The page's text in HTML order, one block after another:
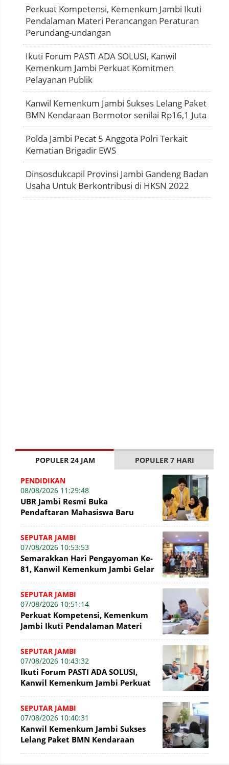
Perkuat Kompetensi, Kemenkum Jambi Ikuti
Pendalaman Materi Perancangan Peraturan
Perundang-undangan
Ikuti Forum PASTI ADA SOLUSI, Kanwil
Kemenkum Jambi Perkuat Komitmen
Pelayanan Publik
Kanwil Kemenkum Jambi Sukses Lelang Paket
BMN Kendaraan Bermotor senilai Rp16,1 Juta
Polda Jambi Pecat 5 Anggota Polri Terkait
Kematian Brigadir EWS
Dinsosdukcapil Provinsi Jambi Gandeng Badan
Usaha Untuk Berkontribusi di HKSN 2022
POPULER 24 JAM POPULER 7 HARI
PENDIDIKAN
08/08/2026 11:29:48
UBR Jambi Resmi Buka
Pendaftaran Mahasiswa Baru
2026
SEPUTAR JAMBI
07/08/2026 10:53:53
Semarakkan Hari Pengayoman Ke-
81, Kanwil Kemenkum Jambi Gelar
SEPUTAR JAMBI
07/08/2026 10:51:14
Perkuat Kompetensi, Kemenkum
Jambi Ikuti Pendalaman Materi
Perundang-undangan
SEPUTAR JAMBI
07/08/2026 10:43:32
Ikuti Forum PASTI ADA SOLUSI,
Kanwil Kemenkum Jambi Perkuat
SEPUTAR JAMBI
07/08/2026 10:40:31
Kanwil Kemenkum Jambi Sukses
Lelang Paket BMN Kendaraan